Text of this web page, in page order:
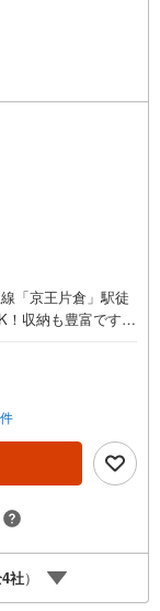
「京王片倉」駅徒
収納も豊富です！
、ベビーベッドや
小さなお子様連
請求、住宅ローン
！スタッフ25名で
多数ご用意してお
掲載できない物件
案内方法ご自宅へ
辺環境、お客様の
します。お住まい
業5課にお任せくだ
4社）